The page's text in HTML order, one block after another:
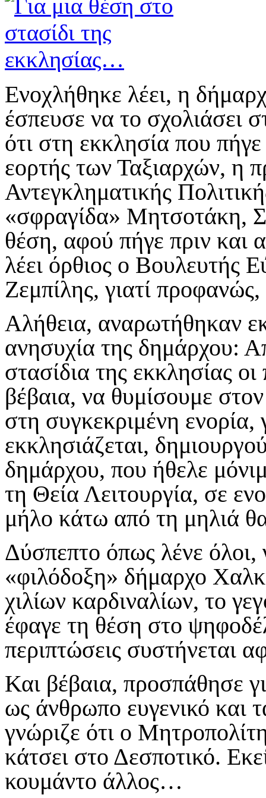
Ενοχλήθηκε λέει, η
έσπευσε να το σχολιάσει
ότι στη εκκλησία που
εορτής των Ταξιαρχών, η
Αντεγκληματικής
«σφραγίδα» Μητσοτάκη,
θέση, αφού πήγε πριν και
λέει όρθιος ο Βουλευτής
Ζεμπίλης, γιατί
Αλήθεια, αναρωτήθηκαν
ανησυχία της δημάρχου:
στασίδια της εκκλησίας
βέβαια, να θυμίσουμε
στη συγκεκριμένη
εκκλησιάζεται,
δημάρχου, που ήθελε
τη Θεία Λειτουργία, σε
μήλο κάτω από τη μηλιά
Δύσπεπτο όπως λένε όλοι,
«φιλόδοξη» δήμαρχο
χιλίων καρδιναλίων, το
έφαγε τη θέση στο
περιπτώσεις συστήνεται
Και βέβαια, προσπάθησε
ως άνθρωπο ευγενικό και
γνώριζε ότι ο
κάτσει στο Δεσποτικό.
κουμάντο άλλος…